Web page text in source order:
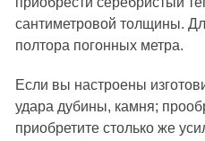
сантиметровой толщины.
полтора погонных метра.
Если вы настроены
удара дубины, камня;
приобретите столько же